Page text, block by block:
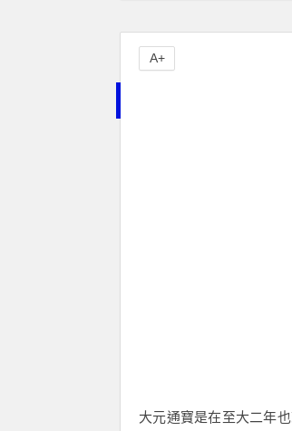
大元通寶是在至大二年
A+